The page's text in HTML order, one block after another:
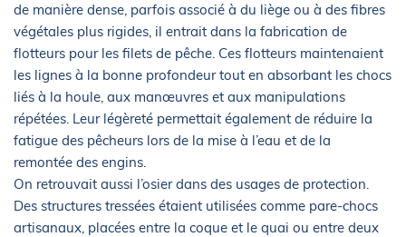
de manière dense, parfois associé à du liège ou à des fibres
végétales plus rigides, il entrait dans la fabrication de
flotteurs pour les filets de pêche. Ces flotteurs maintenaient
les lignes à la bonne profondeur tout en absorbant les chocs
liés à la houle, aux manœuvres et aux manipulations
répétées. Leur légèreté permettait également de réduire la
fatigue des pêcheurs lors de la mise à l’eau et de la
remontée des engins.
On retrouvait aussi l’osier dans des usages de protection.
Des structures tressées étaient utilisées comme pare-chocs
artisanaux, placées entre la coque et le quai ou entre deux